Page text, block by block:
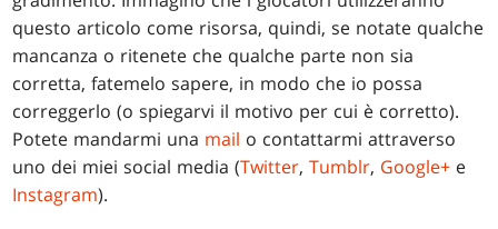
questo articolo come risorsa, quindi, se notate qualche
mancanza o ritenete che qualche parte non sia
corretta, fatemelo sapere, in modo che io possa
correggerlo (o spiegarvi il motivo per cui è corretto).
Potete mandarmi una mail o contattarmi attraverso
uno dei miei social media (Twitter,Tumblr, Google+ e
Instagram).